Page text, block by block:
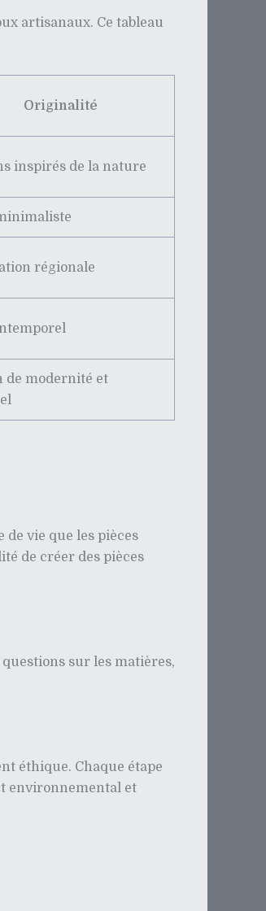
artisanaux. Ce tableau
Originalité
inspirés de la nature
régionale
de modernité et
vie que les pièces
de créer des pièces
sur les matières,
éthique. Chaque étape
environnemental et